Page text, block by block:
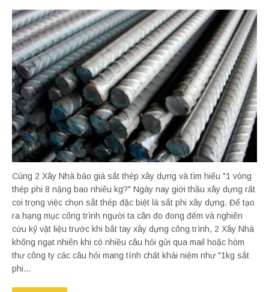
Cùng 2 Xây Nhà báo giá sắt thép xây dựng và tìm hiểu "1 vòng
thép phi 8 nặng bao nhiêu kg?" Ngày nay giới thầu xây dựng rất
coi trọng việc chọn sắt thép đặc biệt là sắt phi xây dựng. Để tạo
ra hạng mục công trình người ta cân đo đong đếm và nghiên
cứu kỹ vật liệu trước khi bắt tay xây dựng công trình, 2 Xây Nhà
không ngạt nhiên khi có nhiều câu hỏi gửi qua mail hoặc hòm
thư công ty các câu hỏi mang tính chất khái niệm như "1kg sắt
phi...